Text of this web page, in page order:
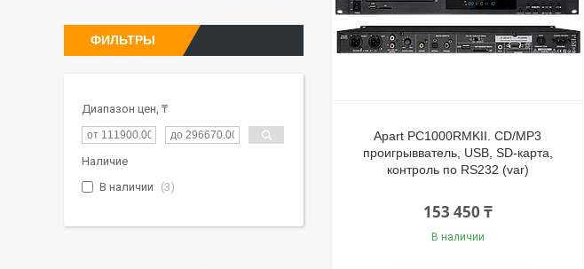
Apart PC1000RMKII. CD/MP3
проигрывватель, USB, SD-карта,
контроль по RS232 (var)
153 450 ₸
В наличии
ФИЛЬТРЫ
Диапазон цен, ₸
Наличие
В наличии
3